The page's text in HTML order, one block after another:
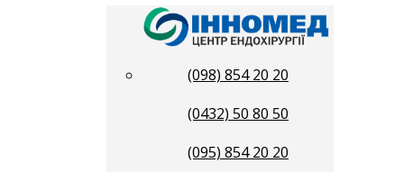
(098) 854 20 20
(0432) 50 80 50
(095) 854 20 20